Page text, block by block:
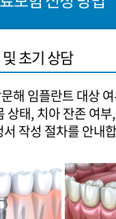
초기 상담
해 임플란트 대상
상태, 치아 잔존 여부
작성 절차를 안내